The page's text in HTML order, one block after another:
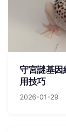
守宮謎基因
用技巧
2026-01-29